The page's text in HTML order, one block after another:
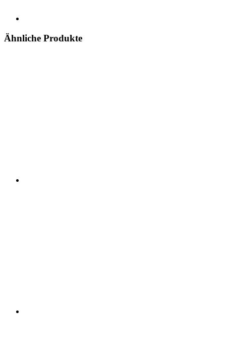
Ähnliche Produkte